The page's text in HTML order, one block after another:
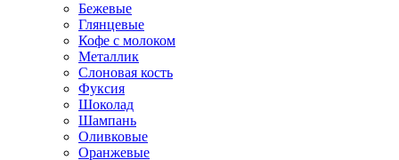
Бежевые
Глянцевые
Кофе с молоком
Металлик
Слоновая кость
Фуксия
Шоколад
Шампань
Оливковые
Оранжевые